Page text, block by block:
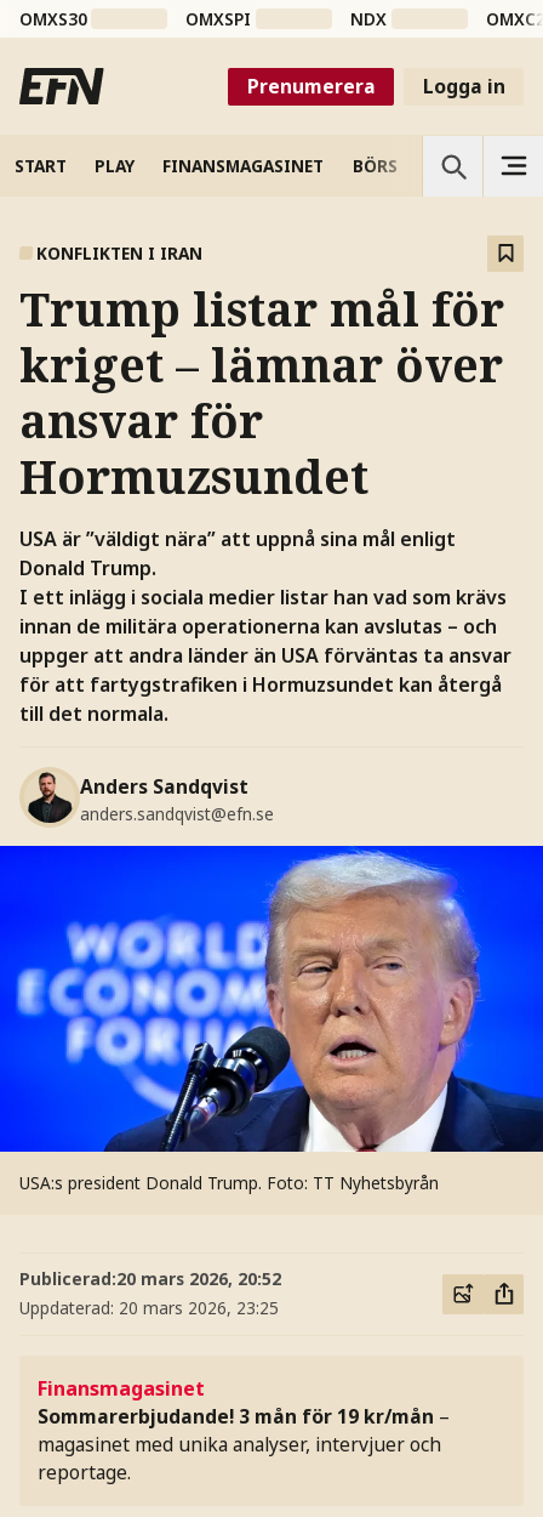
OMXS30 OMXSPI NDX
Prenumerera Logga in
START PLAY FINANSMAGASINET BÖRS VETENSKAP
KONFLIKTEN I IRAN
Trump listar mål för
kriget – lämnar över
ansvar för
Hormuzsundet
USA är ”väldigt nära” att uppnå sina mål enligt
Donald Trump.
I ett inlägg i sociala medier listar han vad som krävs
innan de militära operationerna kan avslutas – och
uppger att andra länder än USA förväntas ta ansvar
för att fartygstrafiken i Hormuzsundet kan återgå
till det normala.
Anders Sandqvist
anders.sandqvist@efn.se
USA:s president Donald Trump. Foto: TT Nyhetsbyrån
Publicerad:20 mars 2026, 20:52
Uppdaterad: 20 mars 2026, 23:25
Finansmagasinet
Sommarerbjudande! 3 mån för 19 kr/mån –
magasinet med unika analyser, intervjuer och
reportage.